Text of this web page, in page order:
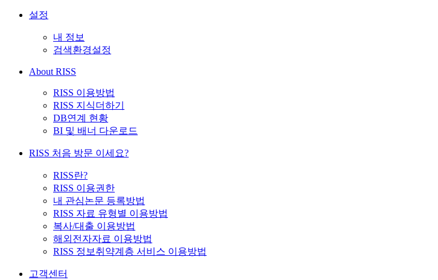
설정
내 정보
검색환경설정
About RISS
RISS 이용방법
RISS 지식더하기
DB연계 현황
BI 및 배너 다운로드
RISS 처음 방문 이세요?
RISS란?
RISS 이용권한
내 관심논문 등록방법
RISS 자료 유형별 이용방법
복사/대출 이용방법
해외전자자료 이용방법
RISS 정보취약계층 서비스 이용방법
고객센터